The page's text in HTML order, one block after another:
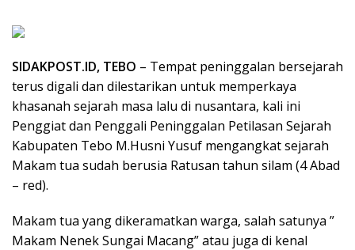
SIDAKPOST.ID, TEBO – Tempat peninggalan bersejarah
terus digali dan dilestarikan untuk memperkaya
khasanah sejarah masa lalu di nusantara, kali ini
Penggiat dan Penggali Peninggalan Petilasan Sejarah
Kabupaten Tebo M.Husni Yusuf mengangkat sejarah
Makam tua sudah berusia Ratusan tahun silam (4 Abad
– red).
Makam tua yang dikeramatkan warga, salah satunya ”
Makam Nenek Sungai Macang” atau juga di kenal